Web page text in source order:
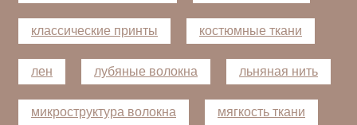
классические принты костюмные ткани
лен лубяные волокна льняная нить
микроструктура волокна мягкость ткани